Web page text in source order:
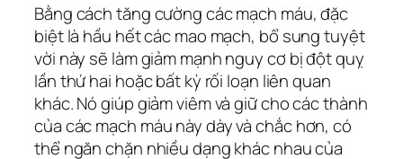
Bằng cách tăng cường các mạch máu, đặc
biệt là hầu hết các mao mạch, bổ sung tuyệt
vời này sẽ làm giảm mạnh nguy cơ bị đột quỵ
lần thứ hai hoặc bất kỳ rối loạn liên quan
khác. Nó giúp giảm viêm và giữ cho các thành
của các mạch máu này dày và chắc hơn, có
thể ngăn chặn nhiều dạng khác nhau của